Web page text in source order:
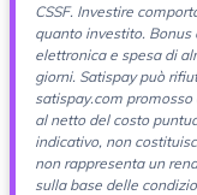
CSSF. Investire
quanto investito.
elettronica e spesa di
giorni. Satispay può
satispay.com promosso
al netto del costo
indicativo, non
non rappresenta un
sulla base delle